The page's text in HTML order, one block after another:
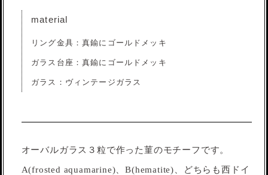
material
リング金具：真鍮にゴールドメッキ
ガラス台座：真鍮にゴールドメッキ
ガラス：ヴィンテージガラス
オーバルガラス３粒で作った菫のモチーフです。
A(frosted aquamarine)、B(hematite)、どちらも西ドイ